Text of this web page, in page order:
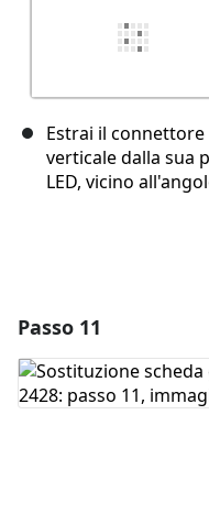
Estrai il
verticale dalla sua
LED, vicino
Aggiungi
Passo 11